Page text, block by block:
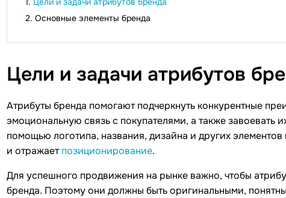
Основные элементы бренда
Цели и задачи атрибутов
Атрибуты бренда помогают подчеркнуть конкурентные
эмоциональную связь с покупателями, а также завоевать
помощью логотипа, названия, дизайна и других
и отражаетпозиционирование.
Для успешного продвижения на рынке важно, чтобы
бренда. Поэтому они должны быть оригинальными,